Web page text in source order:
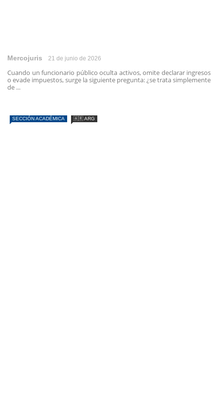
Mercojuris 21 de junio de 2026
Cuando un funcionario público oculta activos, omite declarar ingresos
o evade impuestos, surge la siguiente pregunta: ¿se trata simplemente
de ...
SECCIÓN ACADÉMICA 🇦🇷 ARG